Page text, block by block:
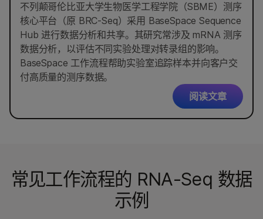
不列颠哥伦比亚大学生物医学工程学院（SBME）测序
核心平台（原 BRC-Seq）采用 BaseSpace Sequence
Hub 进行数据分析和共享。其研究常涉及 mRNA 测序
数据分析，以评估不同实验处理对转录组的影响。
BaseSpace 工作流程帮助实验室追踪样本并向客户交
付高质量的测序数据。
阅读文章
常见工作流程的 RNA-Seq 数据
示例